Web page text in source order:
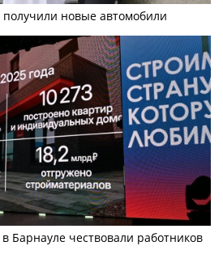
новые автомобили
Барнауле чествовали работников